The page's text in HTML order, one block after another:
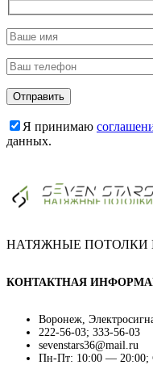
Я принимаю
данных.
НАТЯЖНЫЕ ПОТОЛКИ
КОНТАКТНАЯ
Воронеж,
222-56-03; 333-56-03
sevenstars36@mail.ru
Пн-Пт: 10:00 — 20:00;